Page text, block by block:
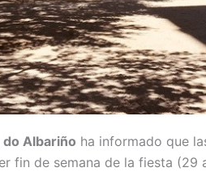
do Albariño ha informado que
fin de semana de la fiesta (29